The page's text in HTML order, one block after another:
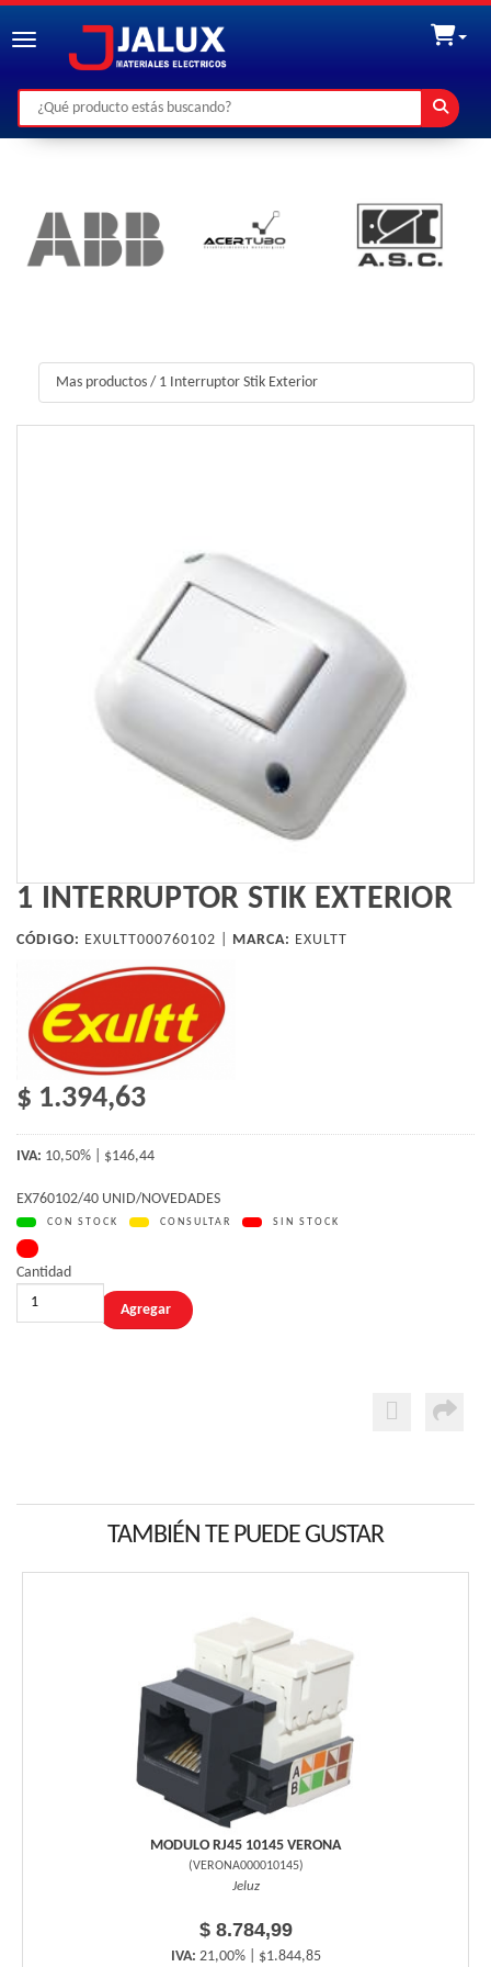
Toggle navigation
Mas productos / 1 Interruptor Stik Exterior
1 INTERRUPTOR STIK EXTERIOR
CÓDIGO: EXULTT000760102 | MARCA: EXULTT
$ 1.394,63
IVA: 10,50% | $146,44
EX760102/40 UNID/NOVEDADES
CON STOCK CONSULTAR SIN STOCK
Cantidad
TAMBIÉN TE PUEDE GUSTAR
MODULO RJ45 10145 VERONA
(VERONA000010145)
Jeluz
$ 8.784,99
IVA: 21,00% | $1.844,85